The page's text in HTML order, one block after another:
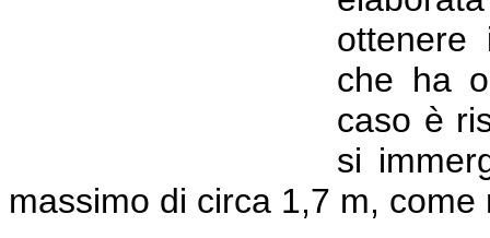
ottenere
che ha
caso è
si
massimo di circa 1,7 m,